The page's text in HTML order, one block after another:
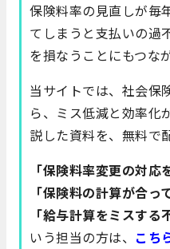
保険料率の見直しが毎
てしまうと支払いの過
を損なうことにもつな
当サイトでは、社会保
ら、ミス低減と効率化
説した資料を、無料で
「保険料率変更の対応
「保険料の計算が合っ
「給与計算をミスする
いう担当の方は、 こち